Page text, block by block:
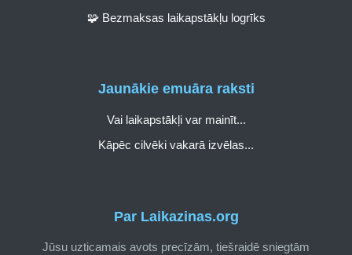
Par Laikazinas.org
Jūsu uzticamais avots precīzām, tiešraidē sniegtām
🧩 Bezmaksas laikapstākļu logrīks
Jaunākie emuāra raksti
Vai laikapstākļi var mainīt...
Kāpēc cilvēki vakarā izvēlas...